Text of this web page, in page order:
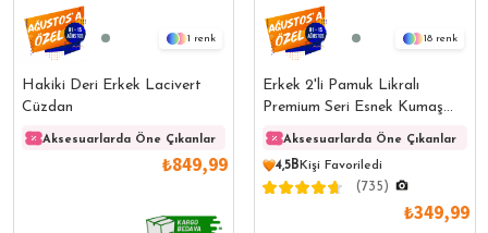
1
Hakiki Deri Erkek Lacivert
Cüzdan
Aksesuarlarda Öne Çıkanlar Aksesuarlarda Öne Çıkanlar
₺849,99
18
Erkek 2'li Pamuk Likralı
Premium Seri Esnek Kumaş
Boxer
Aksesuarlarda Öne Çıkanlar
4,5B Kişi Favoriledi
(735)
₺349,99